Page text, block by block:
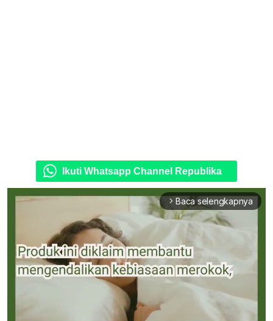
Ikuti Whatsapp Channel Republika
arrow_forward_ios Baca selengkapnya